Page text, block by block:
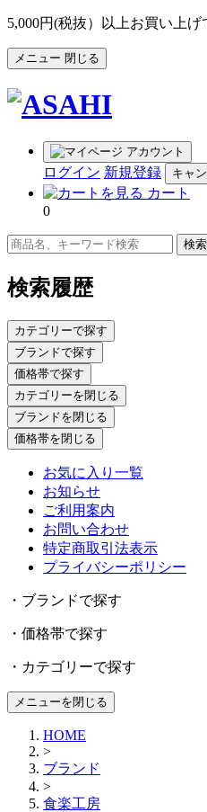
5,000円(税抜）以上お買い上げ
メニュー 閉じる
アカウント
ログイン 新規登録 キャ
カート
0
検索履歴
カテゴリーで探す
ブランドで探す
価格帯で探す
カテゴリーを閉じる
ブランドを閉じる
価格帯を閉じる
お気に入り一覧
お知らせ
ご利用案内
お問い合わせ
特定商取引法表示
プライバシーポリシー
・ブランドで探す
・価格帯で探す
・カテゴリーで探す
メニューを閉じる
HOME
>
ブランド
>
食楽工房